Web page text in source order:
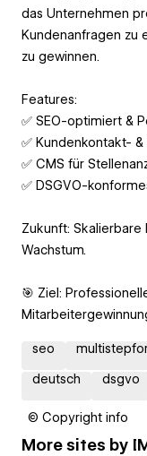
das Unternehmen
Kundenanfragen zu
zu gewinnen.
Features:
✅ SEO-optimiert &
✅ Kundenkontakt-
✅ CMS für
✅ DSGVO-
Zukunft: Skalierbare
Wachstum.
🎯 Ziel:
seo
deutsch dsgvo
© Copyright info
More sites by